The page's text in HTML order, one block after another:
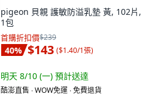
pigeon 貝親 護敏防溢乳墊 黃, 102片,
1包
首購折扣價$239
40% $143 ($1.40/1張)
明天 8/10 (一) 預計送達
酷澎直售 ∙ WOW免運 ∙ 免費退貨